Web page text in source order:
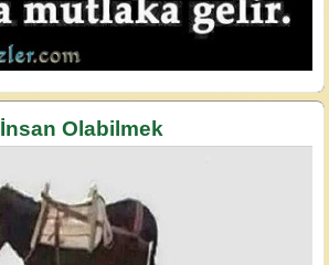
İnsan Olabilmek